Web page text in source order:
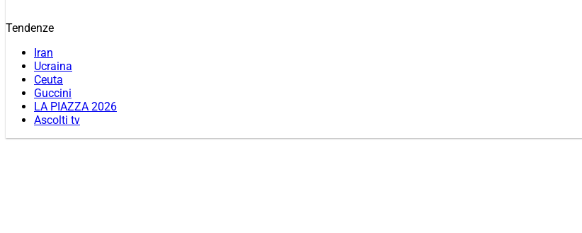
Tendenze
Iran
Ucraina
Ceuta
Guccini
LA PIAZZA 2026
Ascolti tv